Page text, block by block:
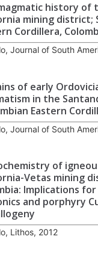
history of
mining district;
Cordillera,
Journal of South
of early
in the
Eastern
Journal of South
of
Vetas mining
Implications
and porphyry
Lithos, 2012